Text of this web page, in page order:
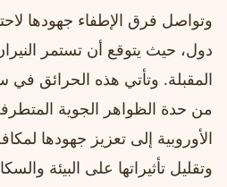
وتواصل فرق الإطفاء جهودها
دول، حيث يتوقع أن تستمر
المقبلة. وتأتي هذه الحرائق في
من حدة الظواهر الجوية
الأوروبية إلى تعزيز جهودها
وتقليل تأثيراتها على البيئة